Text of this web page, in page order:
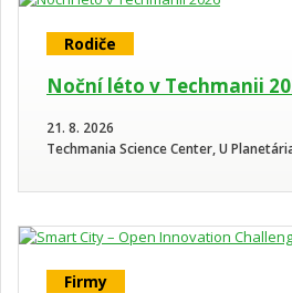
Rodiče
Noční léto v Techmanii
21. 8. 2026
Techmania Science Center, U
Firmy